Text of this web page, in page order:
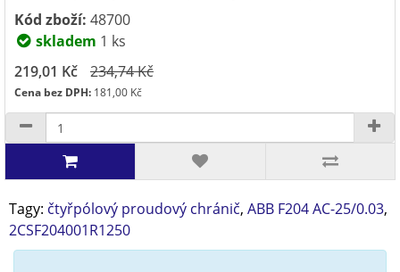
Kód zboží: 48700
skladem 1 ks
219,01 Kč
234,74 Kč
Cena bez DPH: 181,00 Kč
Tagy: čtyřpólový proudový chránič, ABB F204 AC-25/0.03,
2CSF204001R1250